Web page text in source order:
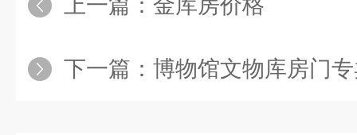
上一篇： 金库房价格
下一篇： 博物馆文物库房门